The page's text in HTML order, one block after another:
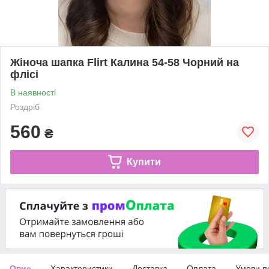
Жіноча шапка Flirt Калина 54-58 Чорний на
флісі
В наявності
Роздріб
560 ₴
Купити